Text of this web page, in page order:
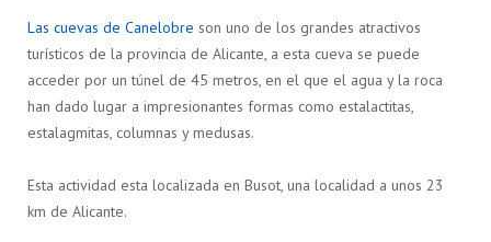
Las cuevas de Canelobre son uno de los grandes atractivos
turísticos de la provincia de Alicante, a esta cueva se puede
acceder por un túnel de 45 metros, en el que el agua y la roca
han dado lugar a impresionantes formas como estalactitas,
estalagmitas, columnas y medusas.
Esta actividad esta localizada en Busot, una localidad a unos 23
km de Alicante.